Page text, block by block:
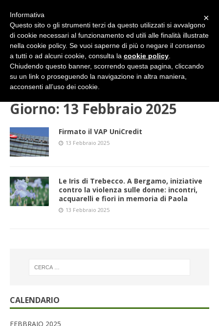
2025 FEBBRAIO
Giorno: 13 Febbraio 2025
Firmato il VAP UniCredit
13 Febbraio 2025
Le Iris di Trebecco. A Bergamo, iniziative
contro la violenza sulle donne: incontri,
acquarelli e fiori in memoria di Paola
13 Febbraio 2025
CALENDARIO
FEBBRAIO 2025
×
Informativa
Questo sito o gli strumenti terzi da questo utilizzati si avvalgono
di cookie necessari al funzionamento ed utili alle finalità illustrate
nella cookie policy. Se vuoi saperne di più o negare il consenso
a tutti o ad alcuni cookie, consulta la cookie policy
Chiudendo questo banner, scorrendo questa pagina, cliccando
su un link o proseguendo la navigazione in altra maniera,
acconsenti all’uso dei cookie.